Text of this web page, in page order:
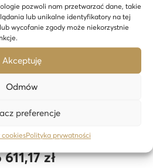
pozwoli nam przetwarzać dane, takie
lub unikalne identyfikatory na tej
wycofanie zgody może niekorzystnie
Akceptuję
Odmów
preferencje
Polityka prywatności
24h
611,17zł